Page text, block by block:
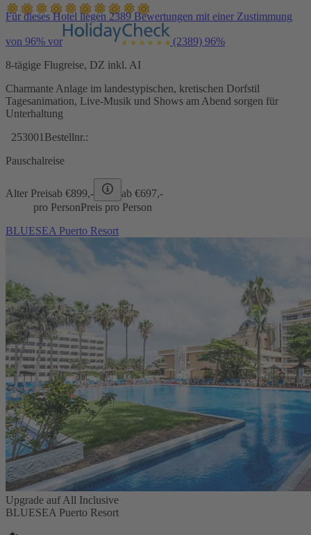
Für dieses Hotel liegen 2389 Bewertungen mit einer Zustimmung
von 96% vor (2389) 96%
8-tägige Flugreise, DZ inkl. AI
Charmante Anlage im landestypischen, kretischen Dorfstil
Tagesanimation, Live-Musik und Shows am Abend sorgen für
Unterhaltung
253001 Bestellnr.:
Pauschalreise
Alter Preisab €899,- ab €697,-
pro PersonPreis pro Person
BLUESEA Puerto Resort
Upgrade auf All Inclusive
BLUESEA Puerto Resort